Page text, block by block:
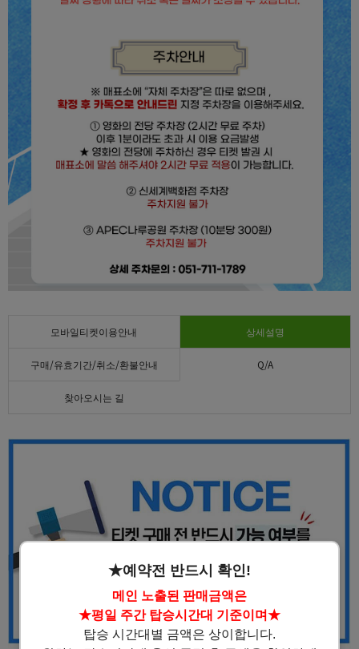
★예약전 반드시 확인!
메인 노출된 판매금액은
★평일 주간 탑승시간대 기준이며★
탑승 시간대별 금액은 상이합니다.
모바일티켓이용안내 상세설명
구매/유효기간/취소/환불안내 Q/A
찾아오시는 길